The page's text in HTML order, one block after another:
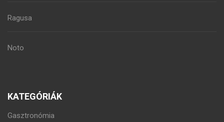
Ragusa
Noto
KATEGÓRIÁK
Gasztronómia